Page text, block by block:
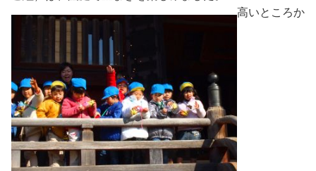
高いところか